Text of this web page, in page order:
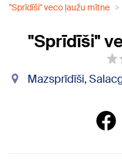
"Sprīdīši" veco ļaužu mītne
"Sprīdīši"
Mazsprīdīši,